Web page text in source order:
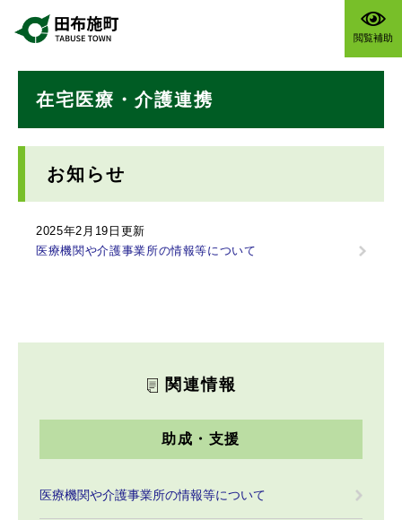
閲覧補助
在宅医療・介護連携
お知らせ
2025年2月19日更新
医療機関や介護事業所の情報等について
関連情報
助成・支援
医療機関や介護事業所の情報等について